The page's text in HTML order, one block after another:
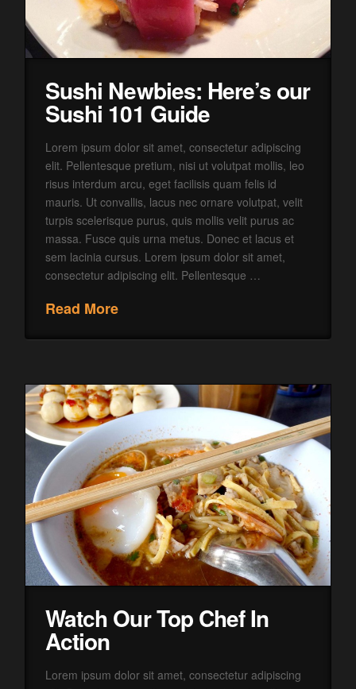
Sushi Newbies: Here’s our
Sushi 101 Guide
Lorem ipsum dolor sit amet, consectetur adipiscing
elit. Pellentesque pretium, nisi ut volutpat mollis, leo
risus interdum arcu, eget facilisis quam felis id
mauris. Ut convallis, lacus nec ornare volutpat, velit
turpis scelerisque purus, quis mollis velit purus ac
massa. Fusce quis urna metus. Donec et lacus et
sem lacinia cursus. Lorem ipsum dolor sit amet,
consectetur adipiscing elit. Pellentesque …
Read More
Watch Our Top Chef In
Action
Lorem ipsum dolor sit amet, consectetur adipiscing